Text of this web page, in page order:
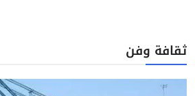
ثقافة وفن